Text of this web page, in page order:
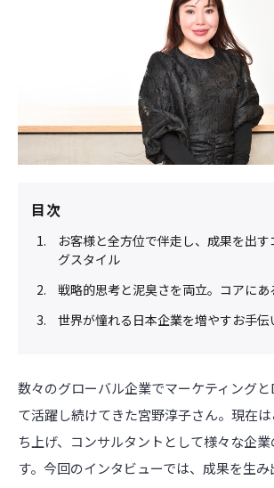
目次
お客様と全方位で伴走し、成果を出す
グスタイル
戦略的思考と泥臭さを両立。コアにあ
世界が憧れる日本企業を増やすお手伝
数々のグローバル企業でマーケティング
て活躍し続けてきた宮野淳子さん。現在
ち上げ、コンサルタントとして様々な企
す。今回のインタビューでは、成果を生